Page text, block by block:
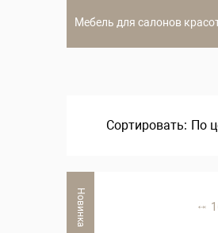
Мебель для салонов
Сортировать: По
Новинка